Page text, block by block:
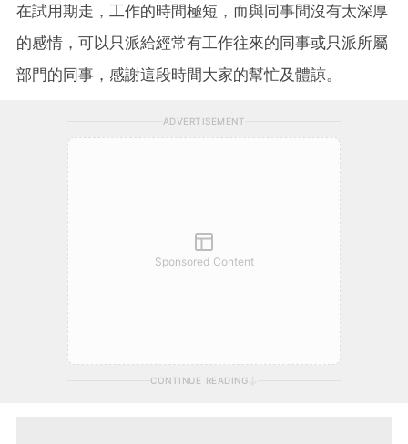
在試用期走，工作的時間極短，而與同事間沒有太深厚
的感情，可以只派給經常有工作往來的同事或只派所屬
部門的同事，感謝這段時間大家的幫忙及體諒。
ADVERTISEMENT
Sponsored Content
CONTINUE READING